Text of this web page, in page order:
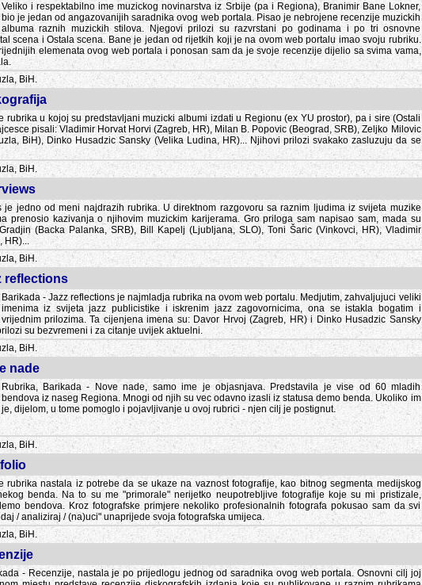
Veliko i respektabilno ime muzickog novinarstva iz Srbije (pa i Regiona), Branimir Bane Lokner,
bio je jedan od angazovanijih saradnika ovog web portala. Pisao je nebrojene recenzije muzickih
albuma raznih muzickih stilova. Njegovi prilozi su razvrstani po godinama i po tri osnovne
scena i Ostala scena. Bane je jedan od rijetkih koji je na ovom web portalu imao svoju rubriku.
elemenata ovog web portala i ponosan sam da je svoje recenzije dijelio sa svima vama,
BiH.
rubrika u kojoj su predstavljani muzicki albumi izdati u Regionu (ex YU prostor), pa i sire (Ostali
pisali: Vladimir Horvat Horvi (Zagreb, HR), Milan B. Popovic (Beograd, SRB), Zeljko Milovic
BiH), Dinko Husadzic Sansky (Velika Ludina, HR)... Njihovi prilozi svakako zasluzuju da se
BiH.
je jedno od meni najdrazih rubrika. U direktnom razgovoru sa raznim ljudima iz svijeta muzike
prenosio kazivanja o njihovim muzickim karijerama. Gro priloga sam napisao sam, mada su
(Backa Palanka, SRB), Bill Kapelj (Ljubljana, SLO), Toni Šaric (Vinkovci, HR), Vladimir
HR)...
BiH.
reflections
Barikada - Jazz reflections je najmladja rubrika na ovom web portalu. Medjutim, zahvaljujuci veliki
imenima iz svijeta jazz publicistike i iskrenim jazz zagovornicima, ona se istakla bogatim i
vrijednim prilozima. Ta cijenjena imena su: Davor Hrvoj (Zagreb, HR) i Dinko Husadzic Sansky
su bezvremeni i za citanje uvijek aktuelni.
BiH.
nade
Rubrika, Barikada - Nove nade, samo ime je objasnjava. Predstavila je vise od 60 mladih
bendova iz naseg Regiona. Mnogi od njih su vec odavno izasli iz statusa demo benda. Ukoliko im
je, dijelom, u tome pomoglo i pojavljivanje u ovoj rubrici - njen cilj je postignut.
BiH.
rubrika nastala iz potrebe da se ukaze na vaznost fotografije, kao bitnog segmenta medijskog
benda. Na to su me "primorale" nerijetko neupotrebljive fotografije koje su mi pristizale,
bendova. Kroz fotografske primjere nekoliko profesionalnih fotografa pokusao sam da svi
/ analiziraj / (na)uci" unaprijede svoja fotografska umijeca.
BiH.
- Recenzije, nastala je po prijedlogu jednog od saradnika ovog web portala. Osnovni cilj joj